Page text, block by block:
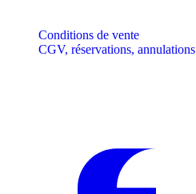
Conditions de vente
CGV, réservations, annulations